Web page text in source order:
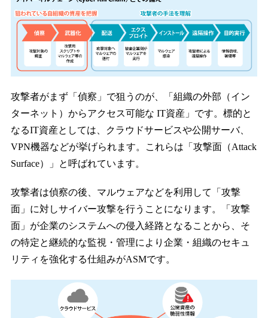
攻撃者がまず「偵察」で狙うのが、「組織の外部（イン
ターネット）からアクセス可能な IT資産」です。標的と
なるIT資産としては、クラウドサービスや公開サーバ、
VPN機器などが挙げられます。これらは「攻撃面（Attack
Surface）」と呼ばれています。
攻撃者は偵察の後、マルウェアなどを利用して「攻撃
面」に対しサイバー攻撃を行うことになります。「攻撃
面」が企業のシステムへの侵入経路となることから、そ
の特定と継続的な監視・管理により企業・組織のセキュ
リティを強化する仕組みがASMです。